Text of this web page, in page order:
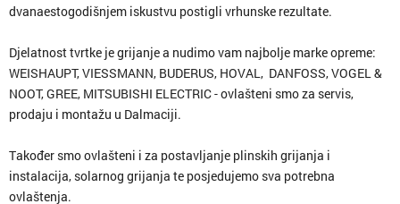
dvanaestogodišnjem iskustvu postigli vrhunske rezultate.
Djelatnost tvrtke je grijanje a nudimo vam najbolje marke opreme:
WEISHAUPT, VIESSMANN, BUDERUS, HOVAL, DANFOSS, VOGEL &
NOOT, GREE, MITSUBISHI ELECTRIC - ovlašteni smo za servis,
prodaju i montažu u Dalmaciji.
Također smo ovlašteni i za postavljanje plinskih grijanja i
instalacija, solarnog grijanja te posjedujemo sva potrebna
ovlaštenja.